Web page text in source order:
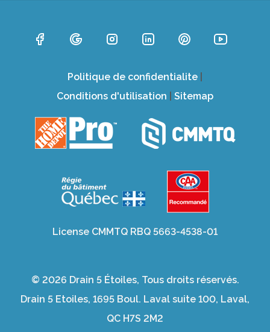
Politique de confidentialite
Conditions d'utilisation
Sitemap
License CMMTQ RBQ 5663-4538-01
© 2026 Drain 5 Étoiles, Tous droits réservés.
Drain 5 Etoiles, 1695 Boul. Laval suite 100, Laval,
QC H7S 2M2